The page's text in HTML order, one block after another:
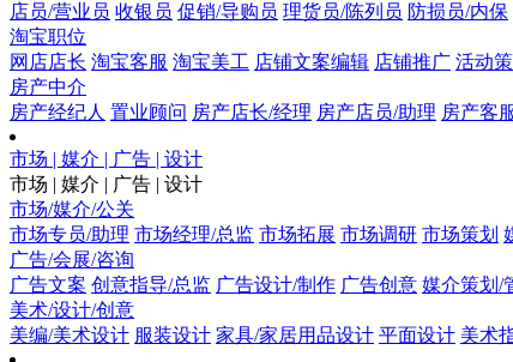
店员/营业员 收银员 促销/导购员 理货员/陈列员 防损员/内保
淘宝职位
网店店长 淘宝客服 淘宝美工 店铺文案编辑 店铺推广 活动策
房产中介
房产经纪人 置业顾问 房产店长/经理 房产店员/助理 房产客
市场 | 媒介 | 广告 | 设计
市场 | 媒介 | 广告 | 设计
市场/媒介/公关
市场专员/助理 市场经理/总监 市场拓展 市场调研 市场策划
广告/会展/咨询
广告文案 创意指导/总监 广告设计/制作 广告创意 媒介策划/
美术/设计/创意
美编/美术设计 服装设计 家具/家居用品设计 平面设计 美术